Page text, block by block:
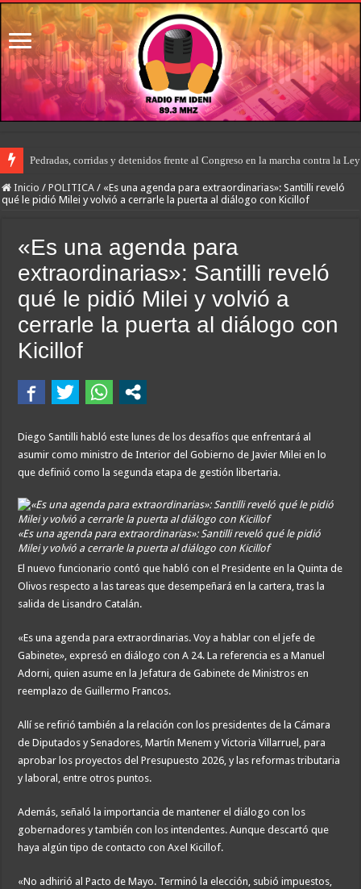
Pedradas, corridas y detenidos frente al Congreso en la marcha contra la
Inicio / POLITICA / «Es una agenda para extraordinarias»: Santilli reveló
qué le pidió Milei y volvió a cerrarle la puerta al diálogo con Kicillof
«Es una agenda para
extraordinarias»: Santilli reveló
qué le pidió Milei y volvió a
cerrarle la puerta al diálogo con
Kicillof
Diego Santilli habló este lunes de los desafíos que enfrentará al
asumir como ministro de Interior del Gobierno de Javier Milei en lo
que definió como la segunda etapa de gestión libertaria.
«Es una agenda para extraordinarias»: Santilli reveló qué le pidió
Milei y volvió a cerrarle la puerta al diálogo con Kicillof
El nuevo funcionario contó que habló con el Presidente en la Quinta de
Olivos respecto a las tareas que desempeñará en la cartera, tras la
salida de Lisandro Catalán.
«Es una agenda para extraordinarias. Voy a hablar con el jefe de
Gabinete», expresó en diálogo con A 24. La referencia es a Manuel
Adorni, quien asume en la Jefatura de Gabinete de Ministros en
reemplazo de Guillermo Francos.
Allí se refirió también a la relación con los presidentes de la Cámara
de Diputados y Senadores, Martín Menem y Victoria Villarruel, para
aprobar los proyectos del Presupuesto 2026, y las reformas tributaria
y laboral, entre otros puntos.
Además, señaló la importancia de mantener el diálogo con los
gobernadores y también con los intendentes. Aunque descartó que
haya algún tipo de contacto con Axel Kicillof.
«No adhirió al Pacto de Mayo. Terminó la elección, subió impuestos,